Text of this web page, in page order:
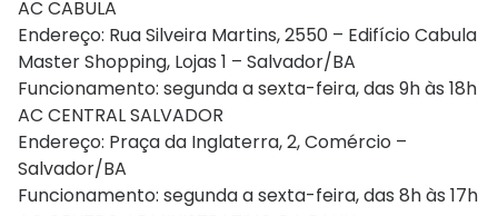
AC CABULA
Endereço: Rua Silveira Martins, 2550 – Edifício Cabula
Master Shopping, Lojas 1 – Salvador/BA
Funcionamento: segunda a sexta-feira, das 9h às 18h
AC CENTRAL SALVADOR
Endereço: Praça da Inglaterra, 2, Comércio –
Salvador/BA
Funcionamento: segunda a sexta-feira, das 8h às 17h